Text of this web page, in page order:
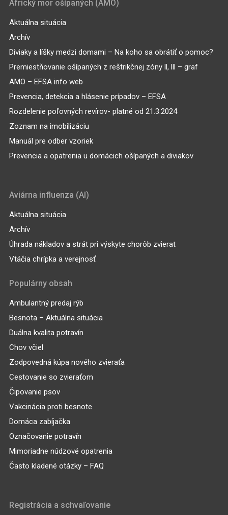
Africký mor ošípaných (AMO)
Aktuálna situácia
Archív
Diviaky a líšky medzi domami – Na koho sa obrátiť o pomoc?
Premiestňovanie ošípaných z reštrikčnej zóny ll, lll – graf
AMO – EFSA info web
Prevencia, detekcia a hlásenie prípadov – EFSA
Rozdelenie poľovných revírov- platné od 21.3.2024
Zoznam na imobilizáciu
Manuál pre odber vzoriek
Prevencia a opatrenia u domácich ošípaných a diviakov
Aviárna influenza (AI)
Aktuálna situácia
Archív
Úhrada nákladov a strát pri výskyte chorôb zvierat
Vtáčia chrípka a verejnosť
Populárny obsah
Ambulantný predaj rýb
Besnota – Aktuálna situácia
Duálna kvalita potravín
Chov včiel
Zodpovedná kúpa nového zvieraťa
Cestovanie so zvieraťom
Čipovanie psov
Vakcinácia proti besnote
Domáca zabíjačka
Označovanie potravín
Mimoriadne núdzové opatrenia
Často kladené otázky – FAQ
Registrácia a schvaľovanie